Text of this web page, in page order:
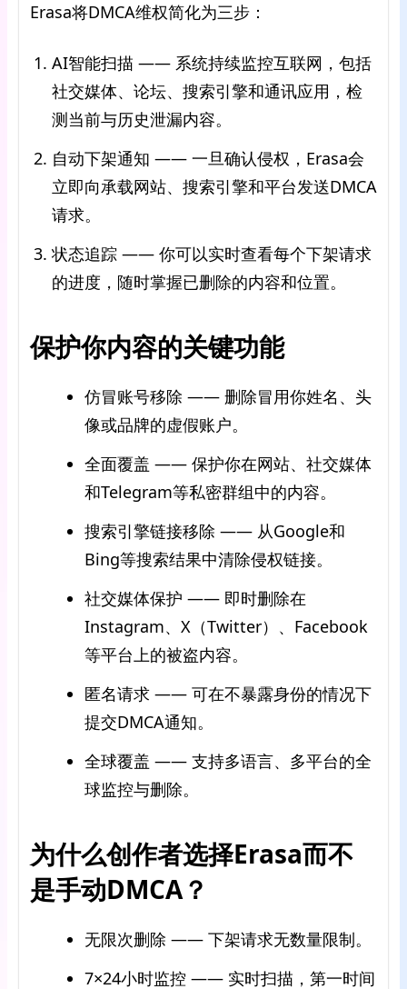
Erasa将DMCA维权简化为三步：
AI智能扫描 —— 系统持续监控互联网，包括
社交媒体、论坛、搜索引擎和通讯应用，检
测当前与历史泄漏内容。
自动下架通知 —— 一旦确认侵权，Erasa会
立即向承载网站、搜索引擎和平台发送DMCA
请求。
状态追踪 —— 你可以实时查看每个下架请求
的进度，随时掌握已删除的内容和位置。
保护你内容的关键功能
仿冒账号移除 —— 删除冒用你姓名、头
像或品牌的虚假账户。
全面覆盖 —— 保护你在网站、社交媒体
和Telegram等私密群组中的内容。
搜索引擎链接移除 —— 从Google和
Bing等搜索结果中清除侵权链接。
社交媒体保护 —— 即时删除在
Instagram、X（Twitter）、Facebook
等平台上的被盗内容。
匿名请求 —— 可在不暴露身份的情况下
提交DMCA通知。
全球覆盖 —— 支持多语言、多平台的全
球监控与删除。
为什么创作者选择Erasa而不
是手动DMCA？
无限次删除 —— 下架请求无数量限制。
7×24小时监控 —— 实时扫描，第一时间